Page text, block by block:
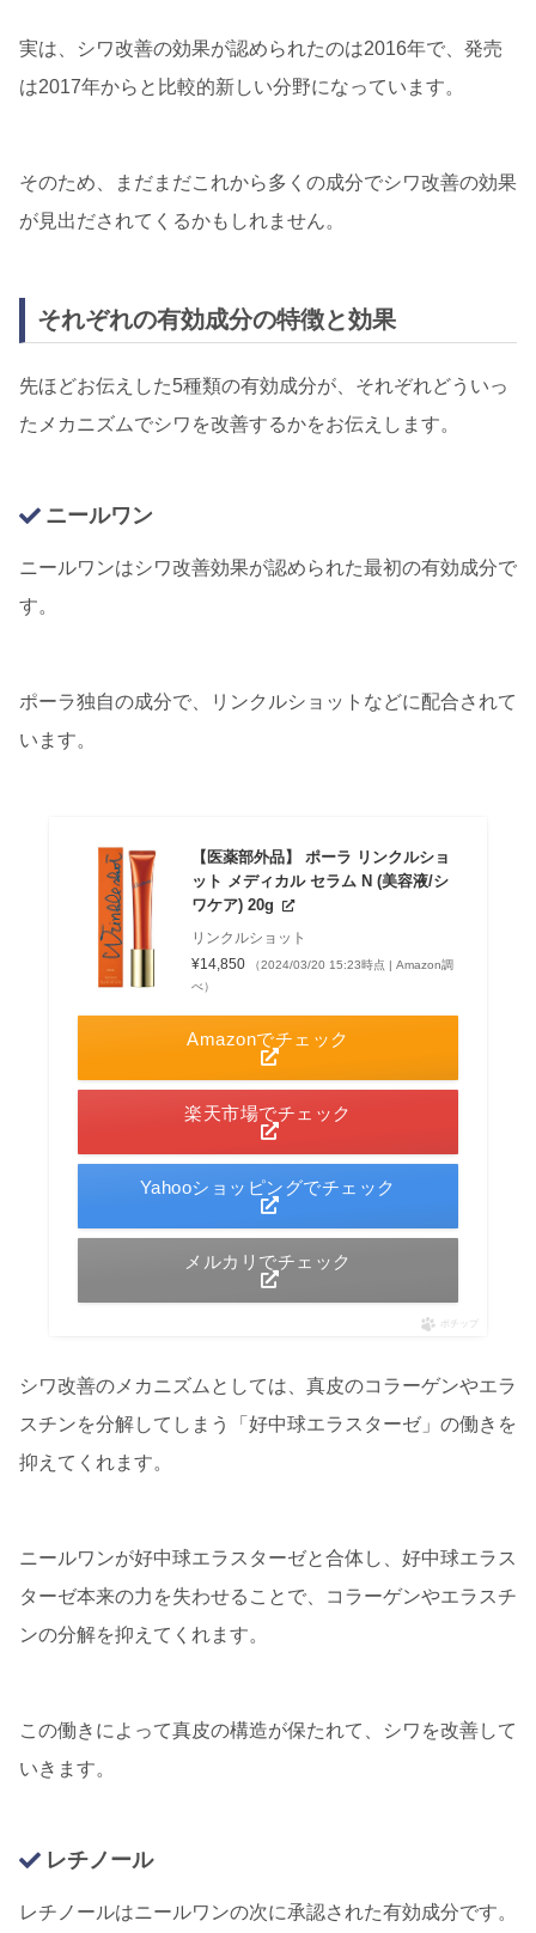
実は、シワ改善の効果が認められたのは2016年で、発売
は2017年からと比較的新しい分野になっています。
そのため、まだまだこれから多くの成分でシワ改善の効果
が見出だされてくるかもしれません。
それぞれの有効成分の特徴と効果
先ほどお伝えした5種類の有効成分が、それぞれどういっ
たメカニズムでシワを改善するかをお伝えします。
ニールワン
ニールワンはシワ改善効果が認められた最初の有効成分で
す。
ポーラ独自の成分で、リンクルショットなどに配合されて
います。
【医薬部外品】 ポーラ リンクルショ
ット メディカル セラム N (美容液/シ
ワケア) 20g
リンクルショット
¥14,850
（2024/03/20 15:23時点 | Amazon調
べ）
Amazonでチェック
楽天市場でチェック
Yahooショッピングでチェック
メルカリでチェック
ポチップ
シワ改善のメカニズムとしては、真皮のコラーゲンやエラ
スチンを分解してしまう「好中球エラスターゼ」の働きを
抑えてくれます。
ニールワンが好中球エラスターゼと合体し、好中球エラス
ターゼ本来の力を失わせることで、コラーゲンやエラスチ
ンの分解を抑えてくれます。
この働きによって真皮の構造が保たれて、シワを改善して
いきます。
レチノール
レチノールはニールワンの次に承認された有効成分です。